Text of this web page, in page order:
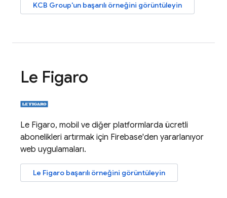
KCB Group'un başarılı örneğini görüntüleyin
Le Figaro
Le Figaro, mobil ve diğer platformlarda ücretli
abonelikleri artırmak için Firebase'den yararlanıyor
web uygulamaları.
Le Figaro başarılı örneğini görüntüleyin